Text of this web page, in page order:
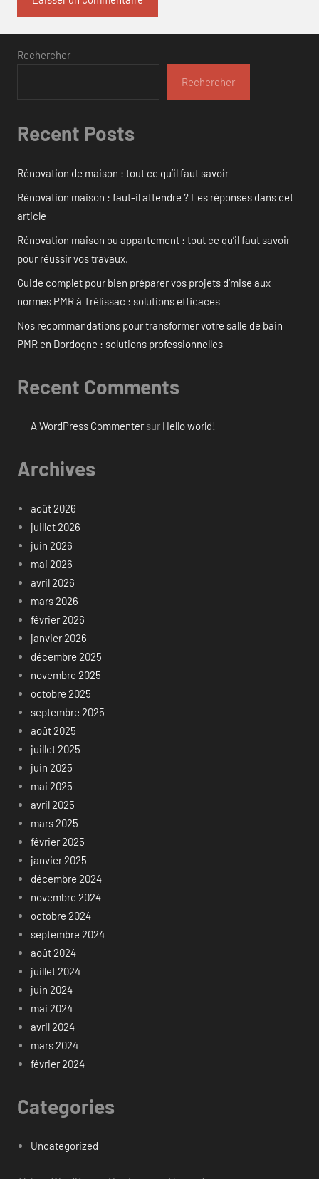
Rechercher
Rechercher
Recent Posts
Rénovation de maison : tout ce qu’il faut savoir
Rénovation maison : faut-il attendre ? Les réponses dans cet
article
Rénovation maison ou appartement : tout ce qu’il faut savoir
pour réussir vos travaux.
Guide complet pour bien préparer vos projets d’mise aux
normes PMR à Trélissac : solutions efficaces
Nos recommandations pour transformer votre salle de bain
PMR en Dordogne : solutions professionnelles
Recent Comments
A WordPress Commentersur Hello world!
Archives
août 2026
juillet 2026
juin 2026
mai 2026
avril 2026
mars 2026
février 2026
janvier 2026
décembre 2025
novembre 2025
octobre 2025
septembre 2025
août 2025
juillet 2025
juin 2025
mai 2025
avril 2025
mars 2025
février 2025
janvier 2025
décembre 2024
novembre 2024
octobre 2024
septembre 2024
août 2024
juillet 2024
juin 2024
mai 2024
avril 2024
mars 2024
février 2024
Categories
Uncategorized